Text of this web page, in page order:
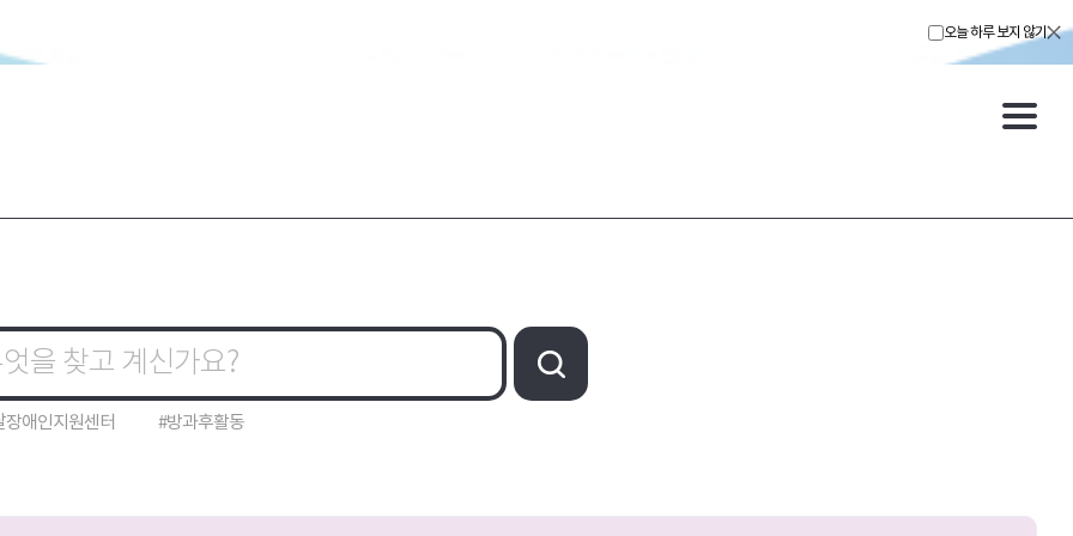
오늘 하루 보지 않기
장애인지원센터 #방과후활동